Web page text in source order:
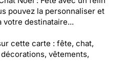
pouvez la personnaliser et
votre destinataire...
cette carte : fête, chat,
vêtements,